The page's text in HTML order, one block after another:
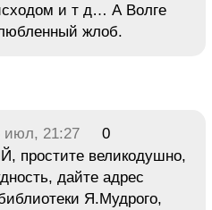
и т д… А Волге
жлоб.
июл, 21:27
0
простите великодушно,
дайте адрес
Я.Мудрого,